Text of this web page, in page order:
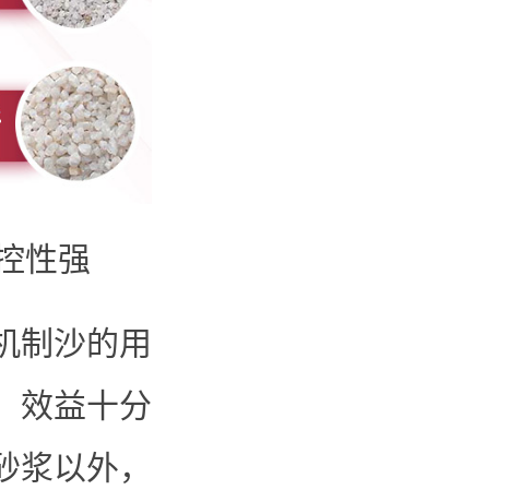
性强
制沙的用
效益十分
以外，